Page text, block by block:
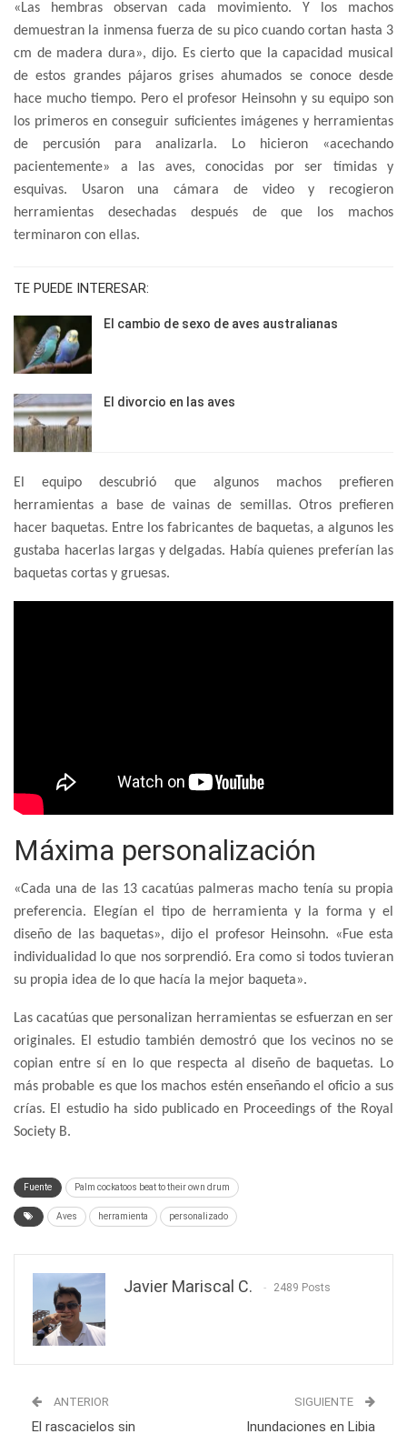
«Las hembras observan cada movimiento. Y los machos
demuestran la inmensa fuerza de su pico cuando cortan hasta 3
cm de madera dura», dijo. Es cierto que la capacidad musical
de estos grandes pájaros grises ahumados se conoce desde
hace mucho tiempo. Pero el profesor Heinsohn y su equipo son
los primeros en conseguir suficientes imágenes y herramientas
de percusión para analizarla. Lo hicieron «acechando
pacientemente» a las aves, conocidas por ser tímidas y
esquivas. Usaron una cámara de video y recogieron
herramientas desechadas después de que los machos
terminaron con ellas.
TE PUEDE INTERESAR:
El cambio de sexo de aves australianas
El divorcio en las aves
El equipo descubrió que algunos machos prefieren
herramientas a base de vainas de semillas. Otros prefieren
hacer baquetas. Entre los fabricantes de baquetas, a algunos les
gustaba hacerlas largas y delgadas. Había quienes preferían las
baquetas cortas y gruesas.
Máxima personalización
«Cada una de las 13 cacatúas palmeras macho tenía su propia
preferencia. Elegían el tipo de herramienta y la forma y el
diseño de las baquetas», dijo el profesor Heinsohn. «Fue esta
individualidad lo que nos sorprendió. Era como si todos tuvieran
su propia idea de lo que hacía la mejor baqueta».
Las cacatúas que personalizan herramientas se esfuerzan en ser
originales. El estudio también demostró que los vecinos no se
copian entre sí en lo que respecta al diseño de baquetas. Lo
más probable es que los machos estén enseñando el oficio a sus
crías. El estudio ha sido publicado en Proceedings of the Royal
Society B.
Fuente Palm cockatoos beat to their own drum
Aves herramienta personalizado
Javier Mariscal C. 2489 Posts
ANTERIOR
El rascacielos sin
SIGUIENTE
Inundaciones en Libia